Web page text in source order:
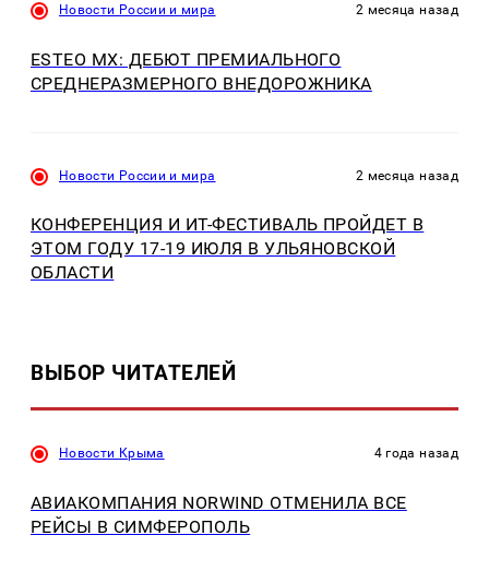
Новости России и мира 2 месяца назад
ESTEO MX: ДЕБЮТ ПРЕМИАЛЬНОГО
СРЕДНЕРАЗМЕРНОГО ВНЕДОРОЖНИКА
Новости России и мира 2 месяца назад
КОНФЕРЕНЦИЯ И ИT-ФЕСТИВАЛЬ ПРОЙДЕТ В
ЭТОМ ГОДУ 17-19 ИЮЛЯ В УЛЬЯНОВСКОЙ
ОБЛАСТИ
ВЫБОР ЧИТАТЕЛЕЙ
Новости Крыма 4 года назад
АВИАКОМПАНИЯ NORWIND ОТМЕНИЛА ВСЕ
РЕЙСЫ В СИМФЕРОПОЛЬ